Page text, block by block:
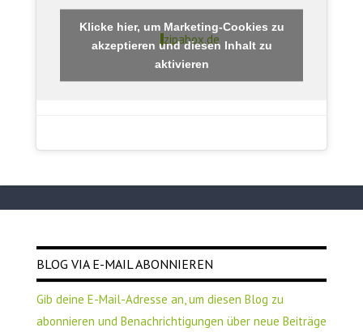
zipabox.de
Klicke hier, um Marketing-Cookies zu
akzeptieren und diesen Inhalt zu
aktivieren
BLOG VIA E-MAIL ABONNIEREN
Gib deine E-Mail-Adresse an, um diesen Blog zu
abonnieren und Benachrichtigungen über neue Beiträge